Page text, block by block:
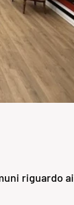
riguardo